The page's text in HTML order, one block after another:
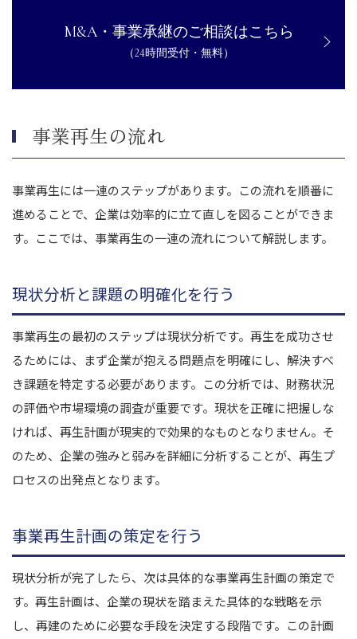
M&A・事業承継のご相談はこちら
（24時間受付・無料）
事業再生の流れ
事業再生には一連のステップがあります。この流れを順番に
進めることで、企業は効率的に立て直しを図ることができま
す。ここでは、事業再生の一連の流れについて解説します。
現状分析と課題の明確化を行う
事業再生の最初のステップは現状分析です。再生を成功させ
るためには、まず企業が抱える問題点を明確にし、解決すべ
き課題を特定する必要があります。この分析では、財務状況
の評価や市場環境の調査が重要です。現状を正確に把握しな
ければ、再生計画が現実的で効果的なものとなりません。そ
のため、企業の強みと弱みを詳細に分析することが、再生プ
ロセスの出発点となります。
事業再生計画の策定を行う
現状分析が完了したら、次は具体的な事業再生計画の策定で
す。再生計画は、企業の現状を踏まえた具体的な戦略を示
し、再建のために必要な手段を決定する段階です。この計画